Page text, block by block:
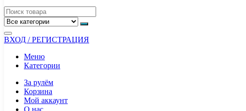
ВХОД / РЕГИСТРАЦИЯ
Меню
Категории
За рулём
Корзина
Мой аккаунт
О нас